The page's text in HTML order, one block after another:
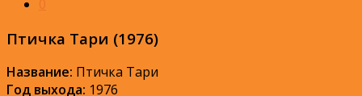
0
Птичка Тари (1976)
Название: Птичка Тари
Год выхода: 1976